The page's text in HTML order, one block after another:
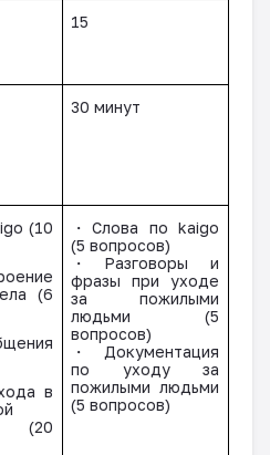
15
30 минут
(10
(6
в
・Слова по
kaigo
(5 вопросов)
・ Разговоры и
фразы при уходе
за пожилыми
людьми (5
вопросов)
・ Документация
по уходу за
пожилыми людьми
(5 вопросов)